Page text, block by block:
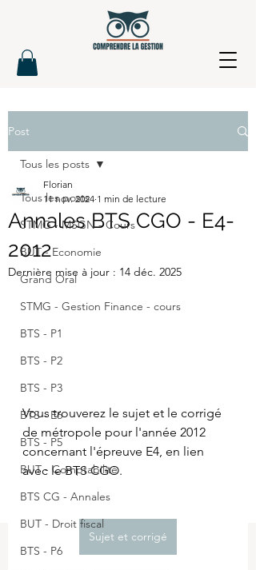
Post
Tous les posts
STMG - MSGN - Cours
BUT - Economie
Grand Oral
STMG - Gestion Finance - cours
BTS - P1
BTS - P2
BTS - P3
BTS - E6
BTS - P5
BUT - Comptabilité
BTS CG - Annales
BUT - Droit fiscal
BTS - P6
Tous les posts
Annales BTS CGO - E4-
2012
Florian
11 nov. 2024 1 min de lecture
Dernière mise à jour : 14 déc. 2025
Vous trouverez le sujet et le corrigé
de métropole pour l'année 2012
concernant l'épreuve E4, en lien
avec le BTS CGO.
Sujet et corrigé